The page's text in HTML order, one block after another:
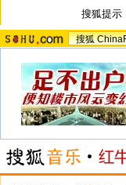
搜狐提示
搜狐